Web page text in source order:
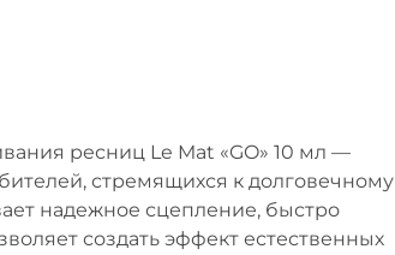
ресниц Le Mat «GO» 10 мл —
стремящихся к долговечному
надежное сцепление, быстро
создать эффект естественных